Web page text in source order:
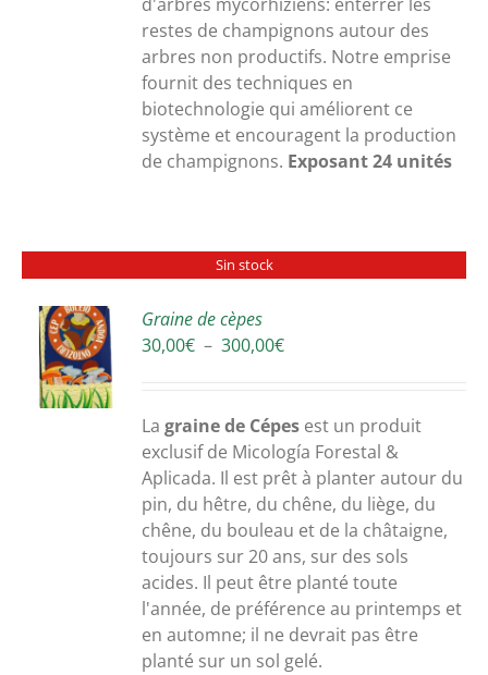
restes de champignons autour des
arbres non productifs. Notre emprise
fournit des techniques en
biotechnologie qui améliorent ce
système et encouragent la production
de champignons. Exposant 24 unités
Sin stock
Graine de cèpes
30,00€ – 300,00€Plage
30,00€
à
300,00€
Lagraine de Cépes est un produit
exclusif de Micología Forestal &
Aplicada. Il est prêt à planter autour du
pin, du hêtre, du chêne, du liège, du
chêne, du bouleau et de la châtaigne,
toujours sur 20 ans, sur des sols
acides. Il peut être planté toute
l'année, de préférence au printemps et
en automne; il ne devrait pas être
planté sur un sol gelé.